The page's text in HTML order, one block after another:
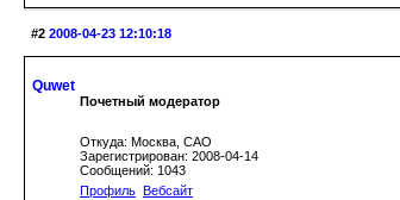
#2 2008-04-23 12:10:18
Quwet
Почетный модератор
Откуда: Москва, САО
Зарегистрирован: 2008-04-14
Сообщений: 1043
Профиль Вебсайт